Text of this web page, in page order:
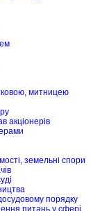
митницею
акціонерів
земельні спори
порядку
питань у сфері